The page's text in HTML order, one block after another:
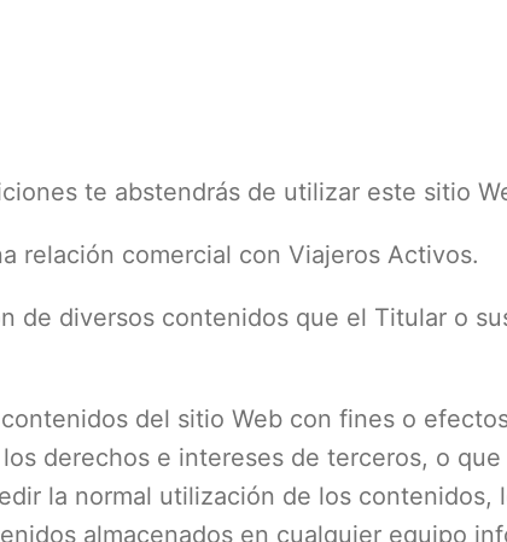
te abstendrás de utilizar este sitio
relación comercial con Viajeros Activos.
de diversos contenidos que el Titular o
del sitio Web con fines o
derechos e intereses de terceros, o que
la normal utilización de los contenidos,
almacenados en cualquier equipo